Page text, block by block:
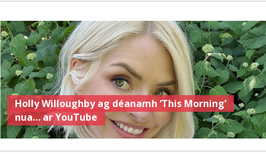
Holly Willoughby ag déanamh ‘This Morning’
nua… ar YouTube